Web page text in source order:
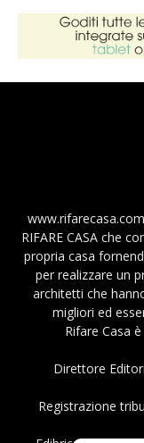
RIFARE CASA che
propria casa
per realizzare un
architetti che
migliori ed
Rifare Casa
Direttore
Registrazione